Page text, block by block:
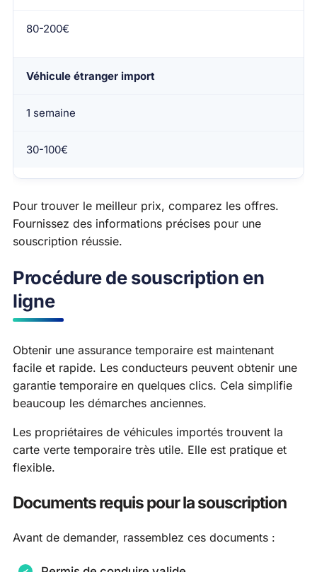
80-200€
Véhicule étranger import
1 semaine
30-100€
Pour trouver le meilleur prix, comparez les offres.
Fournissez des informations précises pour une
souscription réussie.
Procédure de souscription en
ligne
Obtenir une assurance temporaire est maintenant
facile et rapide. Les conducteurs peuvent obtenir une
garantie temporaire en quelques clics. Cela simplifie
beaucoup les démarches anciennes.
Les propriétaires de véhicules importés trouvent la
carte verte temporaire très utile. Elle est pratique et
flexible.
Documents requis pour la souscription
Avant de demander, rassemblez ces documents :